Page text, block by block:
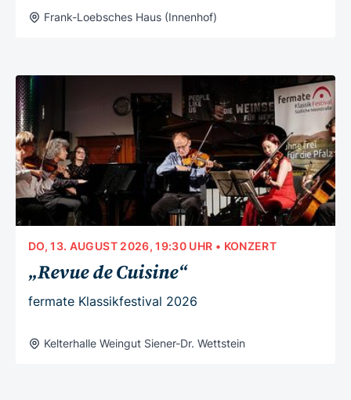
Frank-Loebsches Haus (Innenhof)
DO, 13. AUGUST 2026, 19:30 UHR • KONZERT
„Revue de Cuisine“
fermate Klassikfestival 2026
Kelterhalle Weingut Siener-Dr. Wettstein